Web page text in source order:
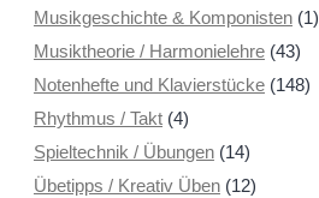
Musikgeschichte & Komponisten(1)
Musiktheorie / Harmonielehre(43)
Notenhefte und Klavierstücke(148)
Rhythmus / Takt(4)
Spieltechnik / Übungen(14)
Übetipps / Kreativ Üben(12)